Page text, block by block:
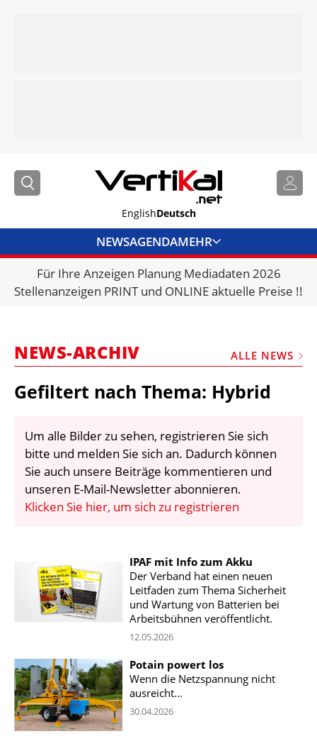
EnglishDeutsch
NEWSAGENDAMEHR
BRANCHENLINKS
VERMIETER
MARKTPLATZ
BIBLIOTHEK
KRAN & BÜHNE
MEDIADATEN
WÄHRUNGSRECHNER
KONTAKT
Für Ihre Anzeigen Planung Mediadaten 2026
Stellenanzeigen PRINT und ONLINE aktuelle Preise !!
NEWS-ARCHIV ALLE NEWS
Gefiltert nach Thema: Hybrid
Um alle Bilder zu sehen, registrieren Sie sich
bitte und melden Sie sich an. Dadurch können
Sie auch unsere Beiträge kommentieren und
unseren E-Mail-Newsletter abonnieren.
Klicken Sie hier, um sich zu registrieren
IPAF mit Info zum Akku
Der Verband hat einen neuen
Leitfaden zum Thema Sicherheit
und Wartung von Batterien bei
Arbeitsbühnen veröffentlicht.
12.05.2026
Potain powert los
Wenn die Netzspannung nicht
ausreicht...
30.04.2026